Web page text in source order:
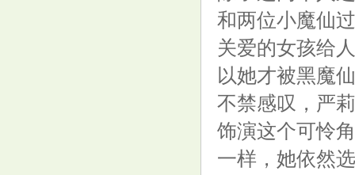
和两位小魔仙
关爱的女孩给
以她才被黑魔
不禁感叹，严
饰演这个可怜
一样，她依然